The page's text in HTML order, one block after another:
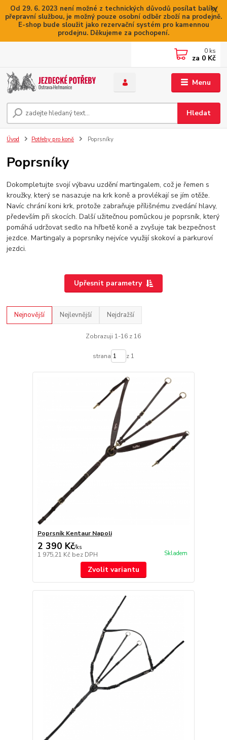
Od 29. 6. 2023 není možné z technických důvodů posílat balíky
přepravní službou, je možný pouze osobní odběr zboží na prodejně.
E-shop bude sloužit jako rezervační systém pro kamennou
prodejnu. Děkujeme za pochopení.
Menu
Hledat
0 ks
za 0 Kč
Úvod Potřeby pro koně Poprsníky
Poprsníky
Dokompletujte svojí výbavu uzdění martingalem, což je řemen s
kroužky, který se nasazuje na krk koně a provlékají se jím otěže.
Navíc chrání koni krk, protože zabraňuje přílišnému zvedání hlavy,
především při skocích. Další užitečnou pomůckou je poprsník, který
pomáhá udržovat sedlo na hřbetě koně a zvyšuje tak bezpečnost
jezdce. Martingaly a poprsníky nejvíce využijí skokoví a parkuroví
jezdci.
Upřesnit parametry
Nejnovější Nejlevnější Nejdražší
Zobrazuji 1-16 z 16
strana z 1
Poprsník Kentaur Napoli
2 390 Kč/ks
1 975,21 Kč bez DPH Skladem
Zvolit variantu